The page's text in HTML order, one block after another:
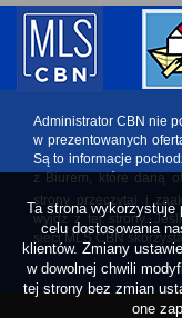
Administrator CBN nie
w prezentowanych
Są to informacje
z Biurem, które daną
strony przeczytaj i
wyjdź z tej strony.
sieci MLS CBN
Ta strona
celu dostosowania
klientów. Zmiany
w dowolnej chwili
tej strony bez zmian
one